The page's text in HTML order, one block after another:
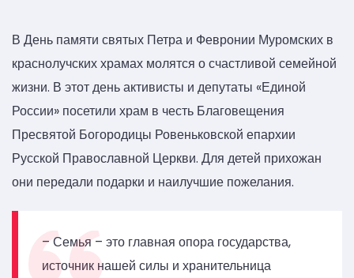
В День памяти святых Петра и Февронии Муромских в
краснолучских храмах молятся о счастливой семейной
жизни. В этот день активисты и депутаты «Единой
России» посетили храм в честь Благовещения
Пресвятой Богородицы Ровеньковской епархии
Русской Православной Церкви. Для детей прихожан
они передали подарки и наилучшие пожелания.
– Семья – это главная опора государства,
источник нашей силы и хранительница